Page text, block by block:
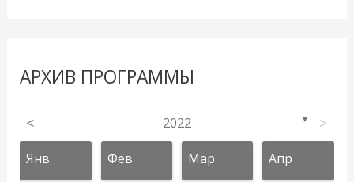
АРХИВ ПРОГРАММЫ
< 2022 ▼ >
Янв Фев Мар Апр